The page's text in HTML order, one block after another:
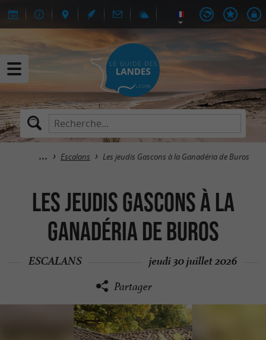
Escalans Les jeudis Gascons à la Ganadéria de Buros
Les jeudis Gascons à la
Ganadéria de Buros
ESCALANS jeudi 30 juillet 2026
Partager